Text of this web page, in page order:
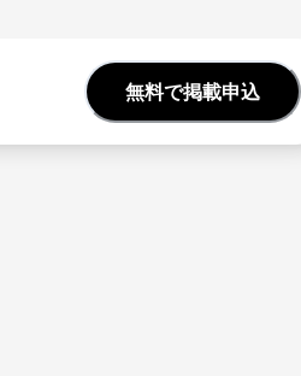
無料で掲載申込